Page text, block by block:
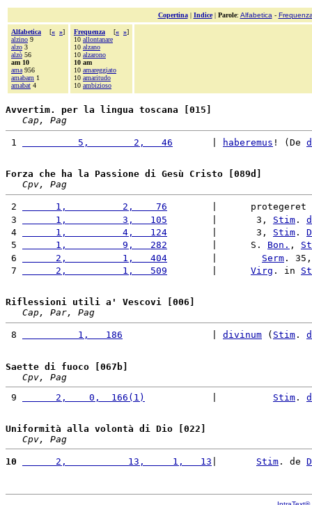
Copertina| Indice| Parole: Alfabetica -
Alfabetica [« »]
alzino 9
alzo 3
alzò 56
am 10
ama 956
amabam 1
amabat 4
Frequenza [« »]
10 allontanare
10 alzano
10 alzarono
10 am
10 amareggiato
10 amaritudo
10 ambizioso
Avvertim. per la lingua toscana [015]
Cap, Pag
1
          5,        2,   46
haberemus ! (De
Forza che ha la Passione di Gesù Cristo [089d]
Cpv, Pag
2
      1,          2,    76
|      protegeret
3
      1,          3,   105
        |       3,
Stim .
4
      1,          4,   124
        |       3,
Stim .
5
      1,          9,   282
        |      S.
Bon. ,
6
      2,          1,   404
Serm .
7
      2,          1,   509
Virg . in
Riflessioni utili a' Vescovi [006]
Cap, Par, Pag
8
          1,   186
divinum ( Stim .
Saette di fuoco [067b]
Cpv, Pag
9
      2,    0,  166(1)
Stim .
Uniformità alla volontà di Dio [022]
Cpv, Pag
10
      2,           13,     1,   13
Stim . de